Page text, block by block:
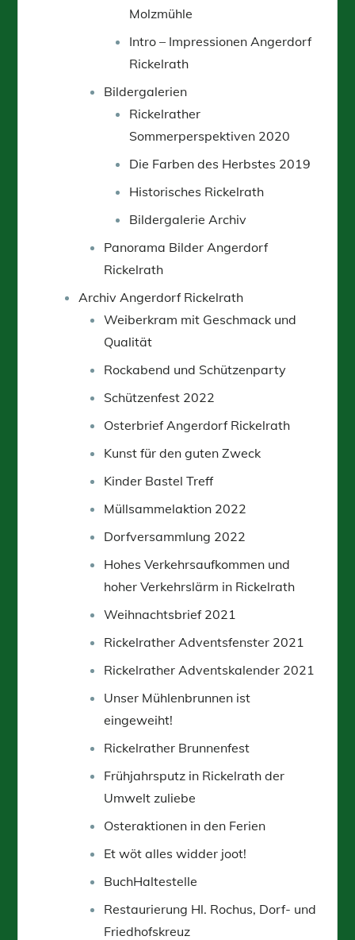
Molzmühle
Intro – Impressionen Angerdorf
Rickelrath
Bildergalerien
Rickelrather
Sommerperspektiven 2020
Die Farben des Herbstes 2019
Historisches Rickelrath
Bildergalerie Archiv
Panorama Bilder Angerdorf
Rickelrath
Archiv Angerdorf Rickelrath
Weiberkram mit Geschmack und
Qualität
Rockabend und Schützenparty
Schützenfest 2022
Osterbrief Angerdorf Rickelrath
Kunst für den guten Zweck
Kinder Bastel Treff
Müllsammelaktion 2022
Dorfversammlung 2022
Hohes Verkehrsaufkommen und
hoher Verkehrslärm in Rickelrath
Weihnachtsbrief 2021
Rickelrather Adventsfenster 2021
Rickelrather Adventskalender 2021
Unser Mühlenbrunnen ist
eingeweiht!
Rickelrather Brunnenfest
Frühjahrsputz in Rickelrath der
Umwelt zuliebe
Osteraktionen in den Ferien
Et wöt alles widder joot!
BuchHaltestelle
Restaurierung Hl. Rochus, Dorf- und
Friedhofskreuz